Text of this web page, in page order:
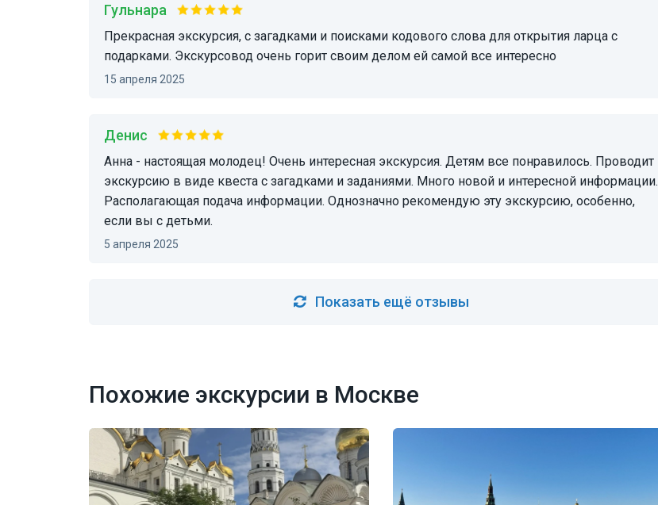
Гульнара
Прекрасная экскурсия, с загадками и поисками кодового слова для открытия ларца с
подарками. Экскурсовод очень горит своим делом ей самой все интересно
15 апреля 2025
Денис
Анна - настоящая молодец! Очень интересная экскурсия. Детям все понравилось. Проводит
экскурсию в виде квеста с загадками и заданиями. Много новой и интересной информации.
Располагающая подача информации. Однозначно рекомендую эту экскурсию, особенно,
если вы с детьми.
5 апреля 2025
Показать ещё отзывы
Похожие экскурсии в Москве